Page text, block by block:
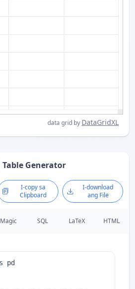
data grid by DataGridXL
Table Generator
I-copy sa
Clipboard
I-download
ang File
Magic SQL LaTeX HTML